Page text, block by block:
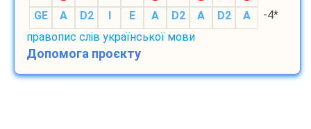
GE
A D2 I E A D2 A D2 A
-4*
правопис слів української мови
Допомога проєкту